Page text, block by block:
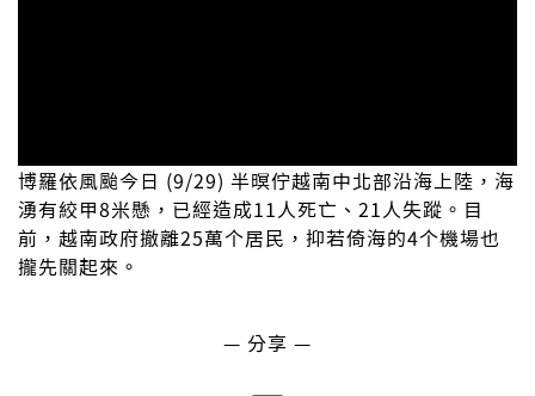
博羅依風颱今日 (9/29) 半暝佇越南中北部沿海上陸，海
湧有絞甲8米懸，已經造成11人死亡、21人失蹤。目
前，越南政府撤離25萬个居民，抑若倚海的4个機場也
攏先關起來。
— 分享 —